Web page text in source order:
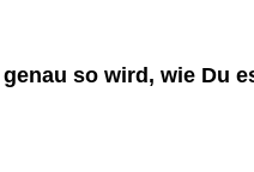
so wird, wie Du